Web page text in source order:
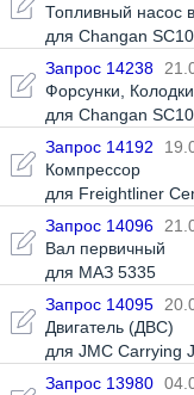
Топливный насос
для Changan
Запрос 14238
Форсунки
для Changan
Запрос 14192
Компрессор
для Freightliner
Запрос 14096
Вал первичный
для МАЗ 5335
Запрос 14095
Двигатель (ДВС)
для JMC Carrying
Запрос 13980